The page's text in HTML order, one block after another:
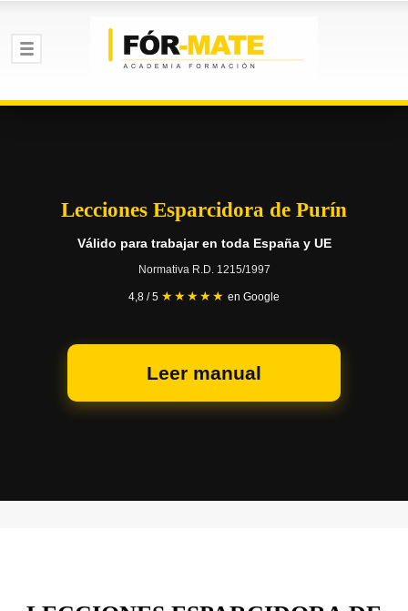
Lecciones Esparcidora de Purín
Válido para trabajar en toda España y UE
Normativa R.D. 1215/1997
4,8 / 5 ★★★★★ en Google
Leer manual